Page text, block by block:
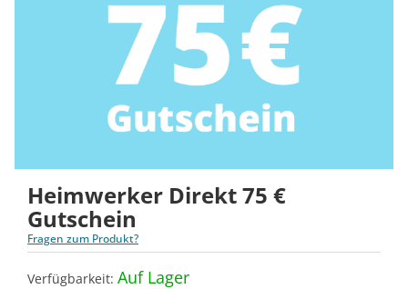
Heimwerker Direkt 75 €
Gutschein
Fragen zum Produkt?
Verfügbarkeit: Auf Lager